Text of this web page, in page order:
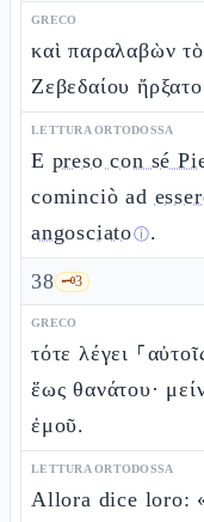
GRECO
καὶ παραλαβὼν
Ζεβεδαίου
LETTURA ORTODOSSA
E preso con sé
cominciò ad
angosciatoⓘ.
38 🗝️3
GRECO
τότε λέγει
ἕως θανάτου·
ἐμοῦ.
LETTURA ORTODOSSA
Allora dice loro: